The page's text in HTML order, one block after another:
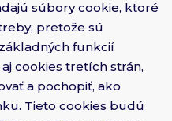
súbory cookie, ktoré
pretože sú
funkcií
cookies tretích strán,
a pochopiť, ako
Tieto cookies budú